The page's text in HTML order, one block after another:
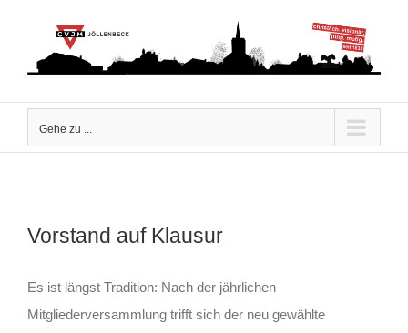
springen
Gehe zu ...
Vorstand auf Klausur
Es ist längst Tradition: Nach der jährlichen
Mitgliederversammlung trifft sich der neu gewählte